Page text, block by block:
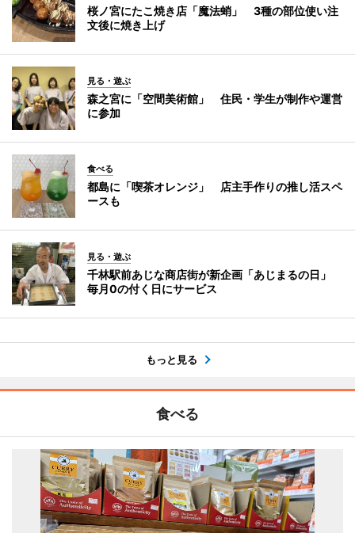
桜ノ宮にたこ焼き店「魔法蛸」 3種の部位使い注
文後に焼き上げ
見る・遊ぶ
森之宮に「空間美術館」 住民・学生が制作や運営
に参加
食べる
都島に「喫茶オレンジ」 店主手作りの推し活スペ
ースも
見る・遊ぶ
千林駅前あじな商店街が新企画「あじまるの日」
毎月0の付く日にサービス
もっと見る
食べる